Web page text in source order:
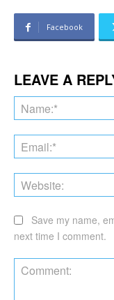
Facebook
LEAVE A
Save my name,
next time I comment.